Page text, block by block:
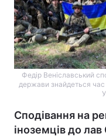
Федір Веніславський
держави знайдеться
Сподівання на
іноземців до